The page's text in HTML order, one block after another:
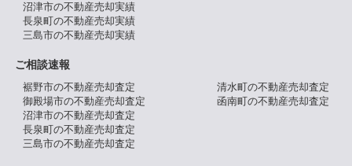
沼津市の不動産売却実績
長泉町の不動産売却実績
三島市の不動産売却実績
ご相談速報
裾野市の不動産売却査定
御殿場市の不動産売却査定
沼津市の不動産売却査定
長泉町の不動産売却査定
三島市の不動産売却査定
清水町の不動産売却査定
函南町の不動産売却査定